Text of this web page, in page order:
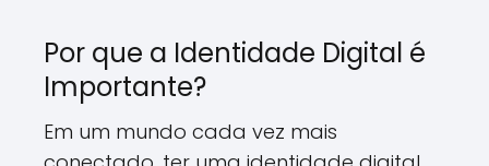
Por que a Identidade Digital é
Importante?
Em um mundo cada vez mais